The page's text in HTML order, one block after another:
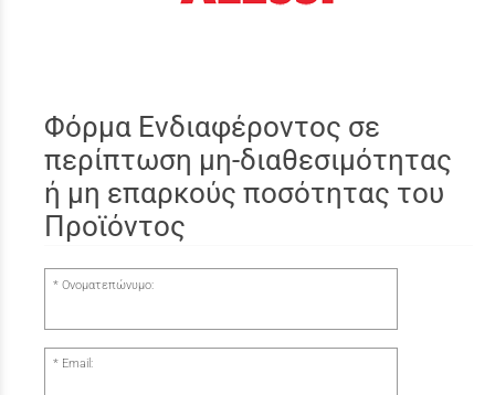
Φόρμα Ενδιαφέροντος σε
περίπτωση μη-διαθεσιμότητας
ή μη επαρκούς ποσότητας του
Προϊόντος
Ονοματεπώνυμο:
Email: